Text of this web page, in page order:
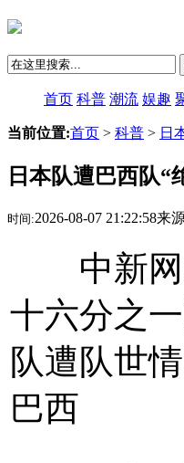
首页 科普 潮流 娱趣
当前位置:首页 > 科普 > 日
日本队遭巴西队“
时间:2026-08-07 21:22:58来源
中新网6
十六分之
队遭队世
巴西